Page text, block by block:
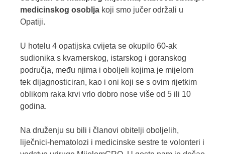
medicinskog osoblja koji smo jučer održali u
Opatiji.
U hotelu 4 opatijska cvijeta se okupilo 60-ak
sudionika s kvarnerskog, istarskog i goranskog
područja, među njima i oboljeli kojima je mijelom
tek dijagnosticiran, kao i oni koji se s ovim rijetkim
oblikom raka krvi vrlo dobro nose više od 5 ili 10
godina.
Na druženju su bili i članovi obitelji oboljelih,
liječnici-hematolozi i medicinske sestre te volonteri i